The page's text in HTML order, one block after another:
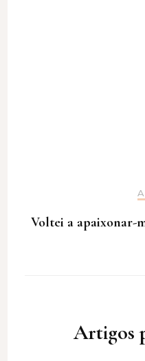
Voltei a apaixonar-
Artigos